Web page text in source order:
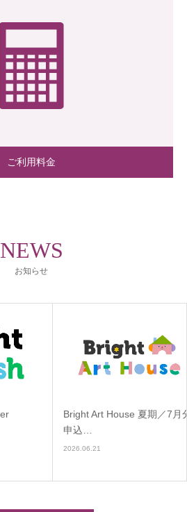
ご利用料金
NEWS
お知らせ
Bright Art House 夏期／7月分
申込…
2026.06.21